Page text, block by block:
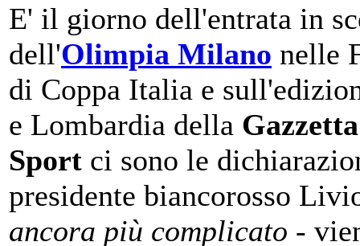
E' il giorno dell'entrata in
dell'Olimpia Milano nelle
di Coppa Italia e
e Lombardia della
Sport ci sono le
presidente biancorosso
ancora più complicato -